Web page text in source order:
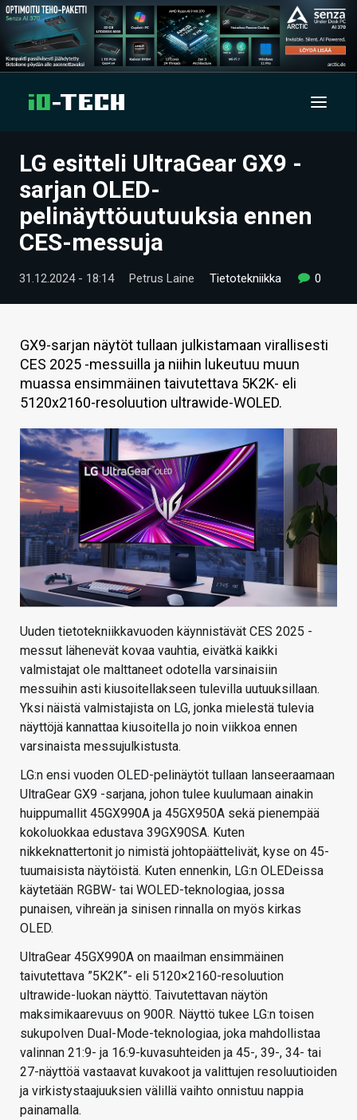
UUTISET
ARTIKKELIT
VIDEOT
TECHBBS
HINTA.FI
KAUPPA
VAIHDA TEEMA
HAKU
LG esitteli UltraGear GX9 -
sarjan OLED-
pelinäyttöuutuuksia ennen
CES-messuja
31.12.2024 - 18:14 Petrus Laine Tietotekniikka 0
GX9-sarjan näytöt tullaan julkistamaan virallisesti
CES 2025 -messuilla ja niihin lukeutuu muun
muassa ensimmäinen taivutettava 5K2K- eli
5120x2160-resoluution ultrawide-WOLED.
Uuden tietotekniikkavuoden käynnistävät CES 2025 -
messut lähenevät kovaa vauhtia, eivätkä kaikki
valmistajat ole malttaneet odotella varsinaisiin
messuihin asti kiusoitellakseen tulevilla uutuuksillaan.
Yksi näistä valmistajista on LG, jonka mielestä tulevia
näyttöjä kannattaa kiusoitella jo noin viikkoa ennen
varsinaista messujulkistusta.
LG:n ensi vuoden OLED-pelinäytöt tullaan lanseeraamaan
UltraGear GX9 -sarjana, johon tulee kuulumaan ainakin
huippumallit 45GX990A ja 45GX950A sekä pienempää
kokoluokkaa edustava 39GX90SA. Kuten
nikkeknattertonit jo nimistä johtopäättelivät, kyse on 45-
tuumaisista näytöistä. Kuten ennenkin, LG:n OLEDeissa
käytetään RGBW- tai WOLED-teknologiaa, jossa
punaisen, vihreän ja sinisen rinnalla on myös kirkas
OLED.
UltraGear 45GX990A on maailman ensimmäinen
taivutettava ”5K2K”- eli 5120×2160-resoluution
ultrawide-luokan näyttö. Taivutettavan näytön
maksimikaarevuus on 900R. Näyttö tukee LG:n toisen
sukupolven Dual-Mode-teknologiaa, joka mahdollistaa
valinnan 21:9- ja 16:9-kuvasuhteiden ja 45-, 39-, 34- tai
27-näyttöä vastaavat kuvakoot ja valittujen resoluutioiden
ja virkistystaajuuksien välillä vaihto onnistuu nappia
painamalla.